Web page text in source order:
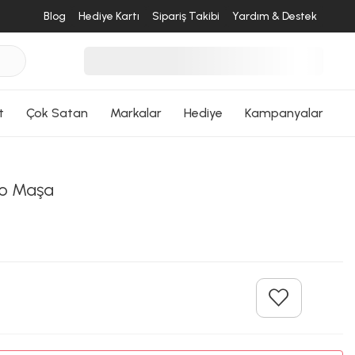
Blog Hediye Kartı Sipariş Takibi Yardım & Destek
Çok Satan Markalar Hediye Kampanyalar
Maşa